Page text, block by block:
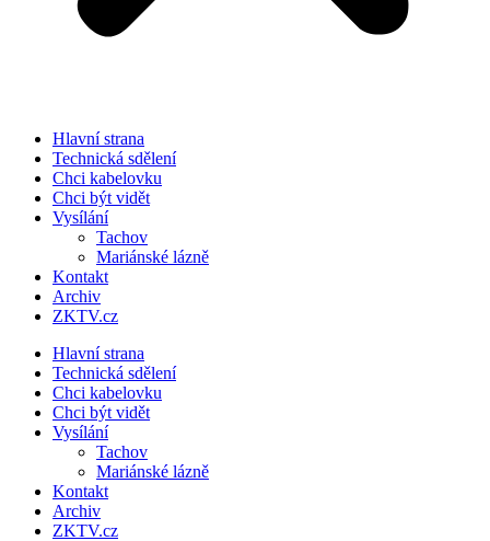
Hlavní strana
Technická sdělení
Chci kabelovku
Chci být vidět
Vysílání
Tachov
Mariánské lázně
Kontakt
Archiv
ZKTV.cz
Hlavní strana
Technická sdělení
Chci kabelovku
Chci být vidět
Vysílání
Tachov
Mariánské lázně
Kontakt
Archiv
ZKTV.cz